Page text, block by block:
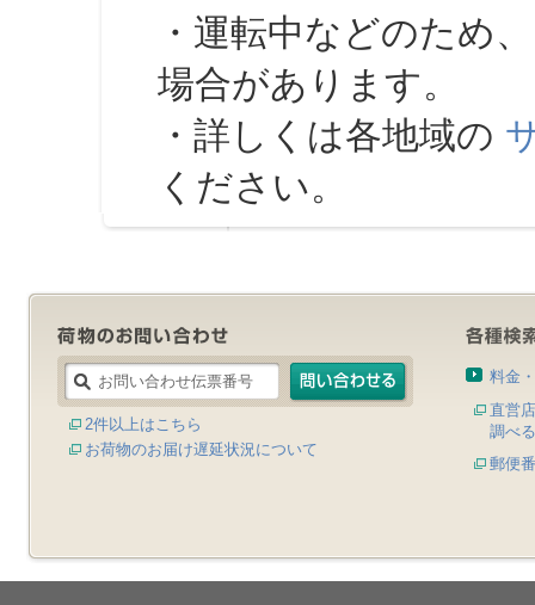
・運転中などのため
場合があります。
・詳しくは各地域の
ください。
2件以上はこちら
お荷物のお届け遅延状況について
料金
直営
調べる
郵便